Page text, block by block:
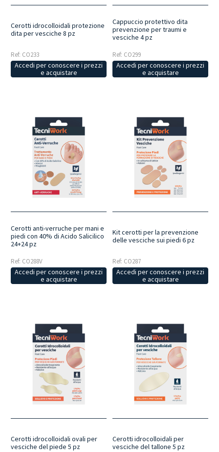
Cerotti idrocolloidali protezione
dita per vesciche 8 pz
Ref: CO233
Accedi per conoscere i prezzi
e acquistare
Cappuccio protettivo dita
prevenzione per traumi e
vesciche 4 pz
Ref: CO299
Accedi per conoscere i prezzi
e acquistare
Cerotti anti-verruche per mani e
piedi con 40% di Acido Salicilico
24+24 pz
Ref: CO288V
Accedi per conoscere i prezzi
e acquistare
Kit cerotti per la prevenzione
delle vesciche sui piedi 6 pz
Ref: CO287
Accedi per conoscere i prezzi
e acquistare
Cerotti idrocolloidali ovali per
vesciche del piede 5 pz
Cerotti idrocolloidali per
vesciche del tallone 5 pz